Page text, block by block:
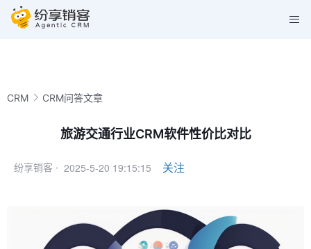
CRM CRM问答文章
旅游交通行业CRM软件性价比对比
纷享销客 · 2025-5-20 19:15:15 关注